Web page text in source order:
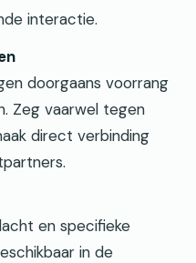
interactie.
doorgaans voorrang
Zeg vaarwel tegen
direct verbinding
en specifieke
in de